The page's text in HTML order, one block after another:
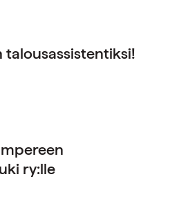
talousassistentiksi!
ry:lle